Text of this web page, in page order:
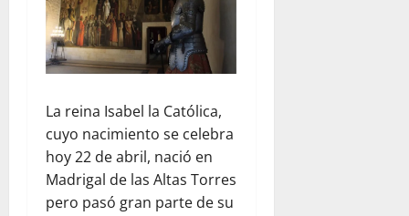
La reina Isabel la Católica,
cuyo nacimiento se celebra
hoy 22 de abril, nació en
Madrigal de las Altas Torres
pero pasó gran parte de su